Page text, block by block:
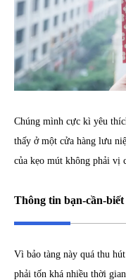
Chúng mình cực kì yêu
thấy ở một cửa hàng lưu
của kẹo mút không phải vị
Thông tin bạn-cần-biết
Vì bảo tàng này quá thu
phải tốn khá nhiều thời